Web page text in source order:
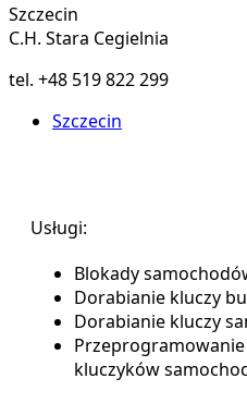
Szczecin
C.H. Stara Cegielnia
tel. +48 519 822 299
Szczecin
Usługi:
Blokady
Dorabianie kluczy
Dorabianie kluczy
kluczyków